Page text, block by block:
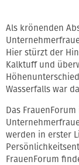
Als krönenden
Hier stürzt der
Kalktuff und
Wasserfalls war
Das
werden in erster
FrauenForum